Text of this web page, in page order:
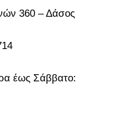
360 – Δάσος
έως Σάββατο: